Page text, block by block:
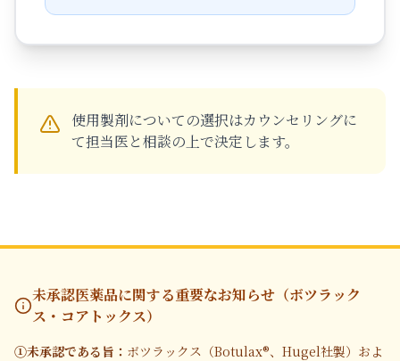
使用製剤についての選択はカウンセリングに
て担当医と相談の上で決定します。
未承認医薬品に関する重要なお知らせ（ボツラック
ス・コアトックス）
①未承認である旨： ボツラックス（Botulax®、Hugel社製）およ